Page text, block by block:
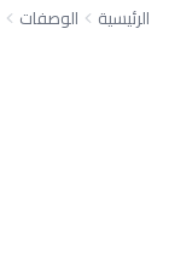
الرئيسية الوصفات